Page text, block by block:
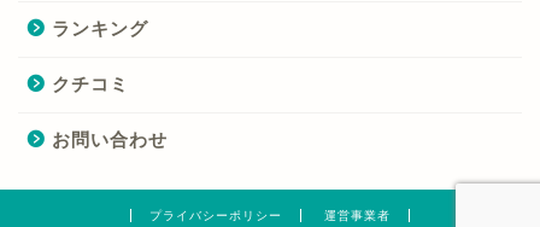
ランキング
クチコミ
お問い合わせ
プライバシーポリシー 運営事業者